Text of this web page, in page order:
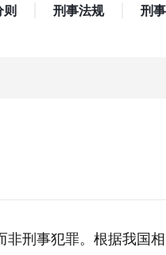
则 刑事法规 刑
刑事犯罪。根据我国